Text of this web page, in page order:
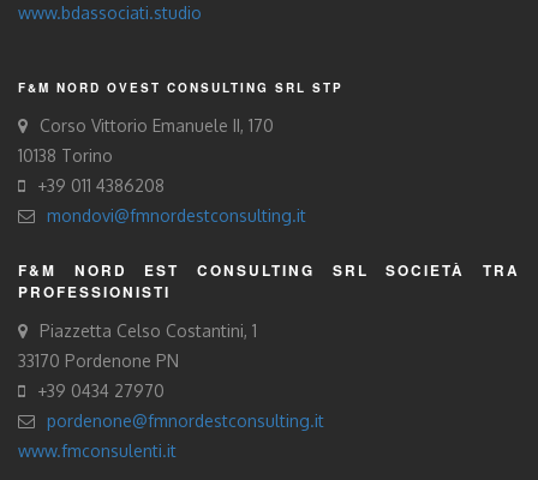
www.bdassociati.studio
F&M NORD OVEST CONSULTING SRL STP
Corso Vittorio Emanuele II, 170
10138 Torino
+39 011 4386208
mondovi@fmnordestconsulting.it
F&M NORD EST CONSULTING SRL SOCIETÀ TRA
PROFESSIONISTI
Piazzetta Celso Costantini, 1
33170 Pordenone PN
+39 0434 27970
pordenone@fmnordestconsulting.it
www.fmconsulenti.it